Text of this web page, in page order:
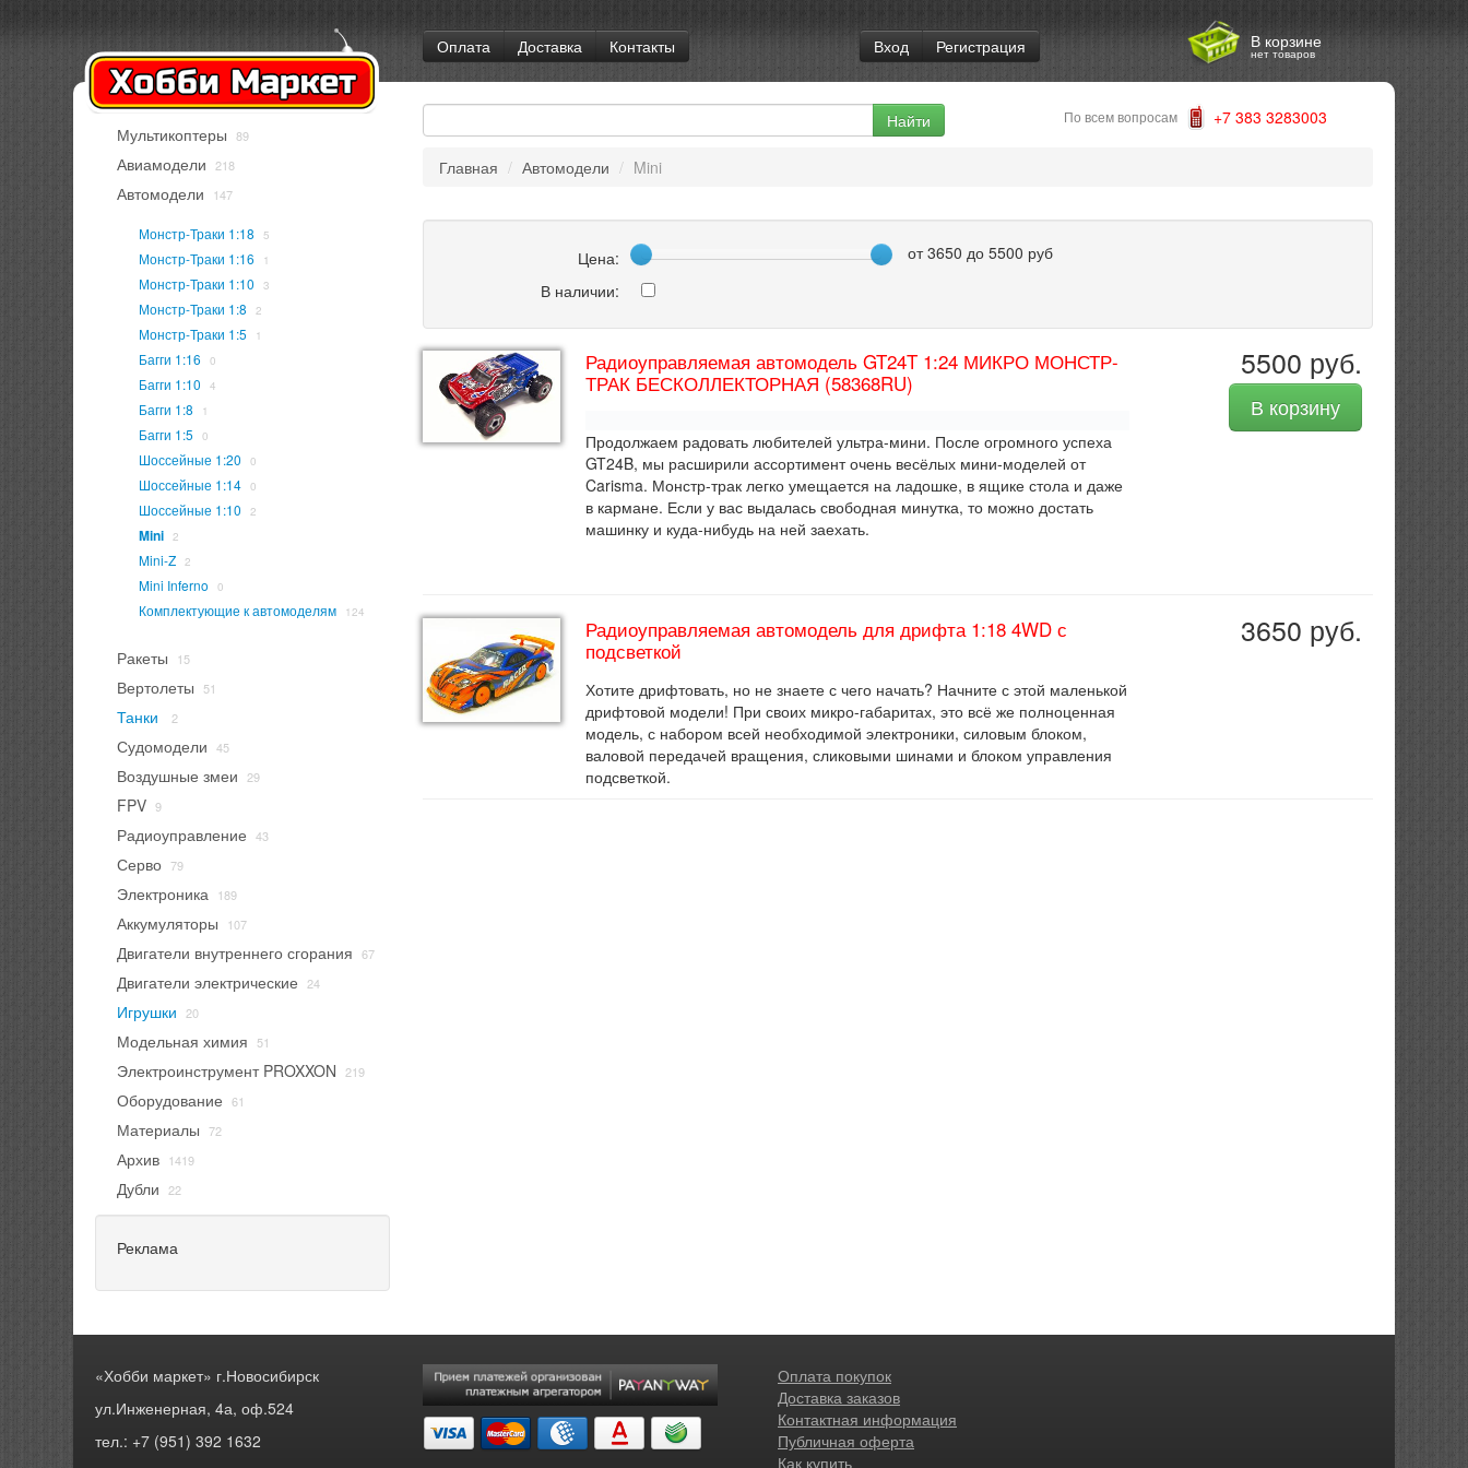
Оплата Доставка Контакты Вход Регистрация В корзине
нет товаров
Мультикоптеры 89
Авиамодели 218
Автомодели 147
Монстр-Траки 1:18 5
Монстр-Траки 1:16 1
Монстр-Траки 1:10 3
Монстр-Траки 1:8 2
Монстр-Траки 1:5 1
Багги 1:16 0
Багги 1:10 4
Багги 1:8 1
Багги 1:5 0
Шоссейные 1:20 0
Шоссейные 1:14 0
Шоссейные 1:10 2
Mini 2
Mini-Z 2
Mini Inferno 0
Комплектующие к автомоделям 124
Ракеты 15
Вертолеты 51
Танки 2
Судомодели 45
Воздушные змеи 29
FPV 9
Радиоуправление 43
Серво 79
Электроника 189
Аккумуляторы 107
Двигатели внутреннего сгорания 67
Двигатели электрические 24
Игрушки 20
Модельная химия 51
Электроинструмент PROXXON 219
Оборудование 61
Материалы 72
Архив 1419
Дубли 22
Реклама
По всем вопросам +7 383 3283003
Главная / Автомодели / Mini
Цена: от3650 до 5500 руб
В наличии:
Радиоуправляемая автомодель GT24T 1:24 МИКРО МОНСТР-
ТРАК БЕСКОЛЛЕКТОРНАЯ (58368RU)
Продолжаем радовать любителей ультра-мини. После огромного успеха
GT24B, мы расширили ассортимент очень весёлых мини-моделей от
Carisma. Монстр-трак легко умещается на ладошке, в ящике стола и даже
в кармане. Если у вас выдалась свободная минутка, то можно достать
машинку и куда-нибудь на ней заехать.
5500 руб.
В корзину
Радиоуправляемая автомодель для дрифта 1:18 4WD с
подсветкой
Хотите дрифтовать, но не знаете с чего начать? Начните с этой маленькой
дрифтовой модели! При своих микро-габаритах, это всё же полноценная
модель, с набором всей необходимой электроники, силовым блоком,
валовой передачей вращения, сликовыми шинами и блоком управления
подсветкой.
3650 руб.
«Хобби маркет» г.Новосибирск
ул.Инженерная, 4а, оф.524
тел.: +7 (951) 392 1632
Оплата покупок
Доставка заказов
Контактная информация
Публичная оферта
Как купить